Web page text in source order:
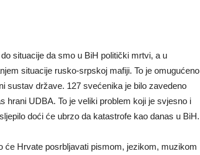
situacije da smo u BiH politički mrtvi, a u
situacije rusko-srpskoj mafiji. To je omugućeno
sustav države. 127 svećenika je bilo zavedeno
hrani UDBA. To je veliki problem koji je svjesno i
doći će ubrzo da katastrofe kao danas u BiH.
će Hrvate posrbljavati pismom, jezikom, muzikom